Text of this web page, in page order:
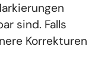
sind. Falls
Korrekturen